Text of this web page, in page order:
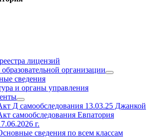
лицензий
организации
сведения
и органы управления
Д самообследования 13.03.25 Джанкой
самообследования Евпатория
г.
сведения по всем классам